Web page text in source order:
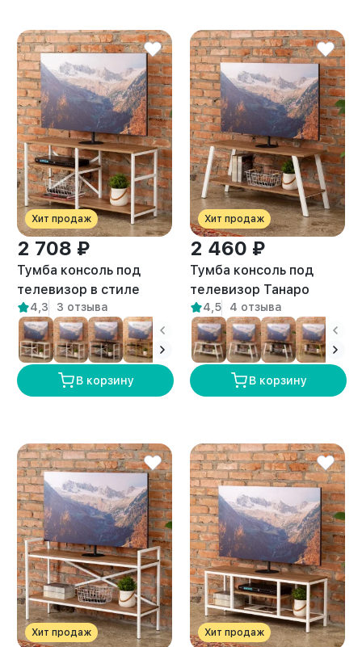
Хит продаж
2 708 ₽
Тумба консоль под
телевизор в стиле
лофт Арно белый/
амаретто
4,3 3 отзыва
В корзину
Хит продаж
2 460 ₽
Тумба консоль под
телевизор Танаро
белый/амаретто
4,5 4 отзыва
В корзину
Хит продаж Хит продаж